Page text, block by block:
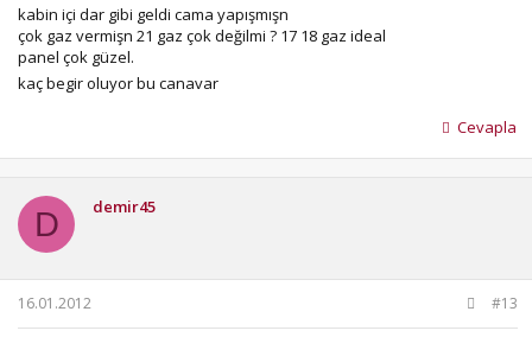
kabin içi dar gibi geldi cama yapışmışn
çok gaz vermişn 21 gaz çok değilmi ? 17 18 gaz ideal
panel çok güzel.
kaç begir oluyor bu canavar
Cevapla
D demir45
16.01.2012 #13